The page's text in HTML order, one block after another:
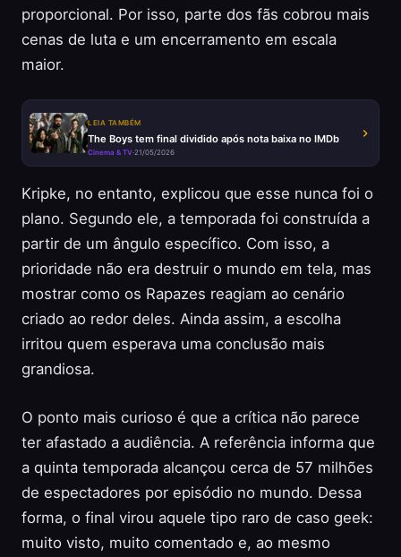
proporcional. Por isso, parte dos fãs cobrou mais
cenas de luta e um encerramento em escala
maior.
LEIA TAMBÉM
The Boys tem final dividido após nota baixa no IMDb
Cinema & TV·21/05/2026
Kripke, no entanto, explicou que esse nunca foi o
plano. Segundo ele, a temporada foi construída a
partir de um ângulo específico. Com isso, a
prioridade não era destruir o mundo em tela, mas
mostrar como os Rapazes reagiam ao cenário
criado ao redor deles. Ainda assim, a escolha
irritou quem esperava uma conclusão mais
grandiosa.
O ponto mais curioso é que a crítica não parece
ter afastado a audiência. A referência informa que
a quinta temporada alcançou cerca de 57 milhões
de espectadores por episódio no mundo. Dessa
forma, o final virou aquele tipo raro de caso geek:
muito visto, muito comentado e, ao mesmo